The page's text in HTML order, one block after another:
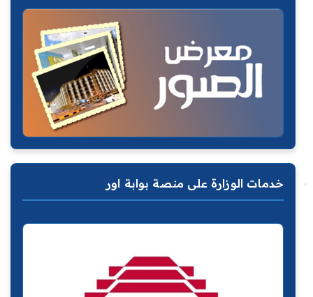
خدمات الوزارة على منصة بوابة اور